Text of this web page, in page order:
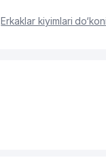
,Erkaklar kiyimlari do‘koni